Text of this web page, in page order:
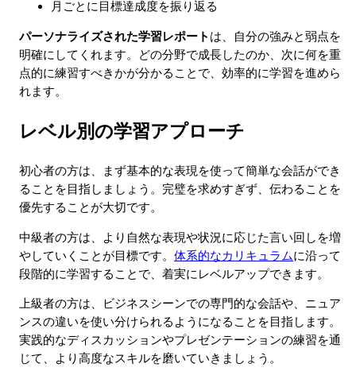
月ごとに目標達成度を振り返る
パーソナライズされた学習レポート は、自分の強みと弱点を
明確にしてくれます。どの分野で成長したのか、次に何を重
点的に練習すべきかが分かることで、効率的に学習を進めら
れます。
レベル別の学習アプローチ
初心者の方は、まず基本的な表現を使って簡単な会話ができ
ることを目指しましょう。完璧を求めすぎず、伝わることを
優先することが大切です。
中級者の方は、より自然な表現や状況に応じた言い回しを増
やしていくことが目標です。 体系的なカリキュラムに沿って
段階的に学習することで、着実にレベルアップできます。
上級者の方は、ビジネスシーンでの専門的な会話や、ニュア
ンスの違いを使い分けられるようになることを目指します。
実践的なディスカッションやプレゼンテーションの練習を通
じて、より高度なスキルを磨いていきましょう。